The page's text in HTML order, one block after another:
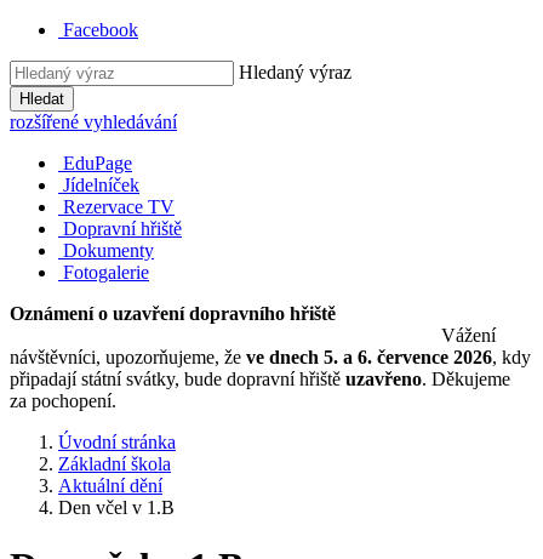
Facebook
Hledaný výraz
Hledat
rozšířené vyhledávání
EduPage
Jídelníček
Rezervace TV
Dopravní hřiště
Dokumenty
Fotogalerie
Oznámení o uzavření dopravního hřiště
Vážení
návštěvníci, upozorňujeme, že ve dnech 5. a 6. července 2026, kdy
připadají státní svátky, bude dopravní hřiště uzavřeno. Děkujeme
za pochopení.
Úvodní stránka
Základní škola
Aktuální dění
Den včel v 1.B